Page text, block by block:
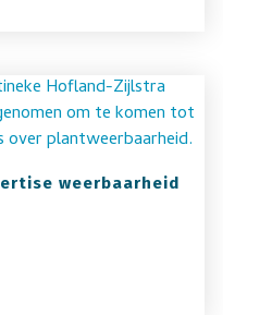
weerbaarheid